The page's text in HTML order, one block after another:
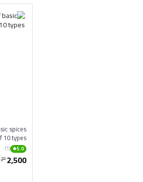
spices
10 types
5.0
(1)
2,500 دج